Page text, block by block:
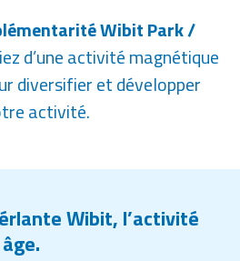
Wibit Park /
d’une activité magnétique
diversifier et développer
activité.
Wibit, l’activité